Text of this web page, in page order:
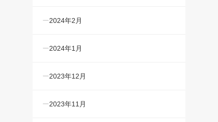
2024年2月
2024年1月
2023年12月
2023年11月